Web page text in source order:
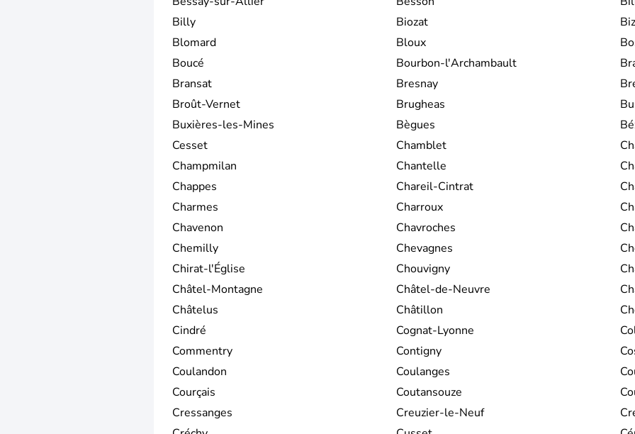
Billy
Biozat
Blomard
Bloux
Boucé
Bourbon-l'Archambault
Bransat
Bresnay
Broût-Vernet
Brugheas
Buxières-les-Mines
Bègues
Cesset
Chamblet
Champmilan
Chantelle
Chappes
Chareil-Cintrat
Charmes
Charroux
Chavenon
Chavroches
Chemilly
Chevagnes
Chirat-l'Église
Chouvigny
Châtel-Montagne
Châtel-de-Neuvre
Châtelus
Châtillon
Cindré
Cognat-Lyonne
Commentry
Contigny
Coulandon
Coulanges
Courçais
Coutansouze
Cressanges
Creuzier-le-Neuf